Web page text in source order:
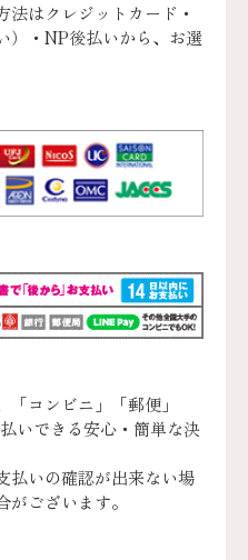
法はクレジットカード・
）・NP後払いから、お選
コンビニ」「郵便」
いできる安心・簡単な決
払いの確認が出来ない場
ございます。